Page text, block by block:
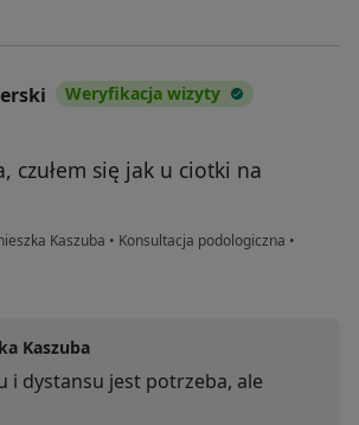
Weryfikacja wizyty
czułem się jak u ciotki na
Kaszuba • Konsultacja podologiczna •
Siewierski
Kaszuba
i dystansu jest potrzeba, ale